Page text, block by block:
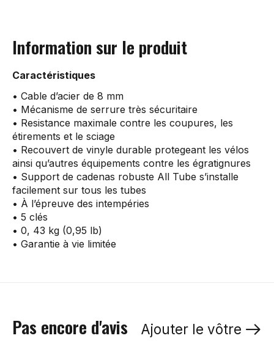
Information sur le produit
Caractéristiques
• Cable d’acier de 8 mm
• Mécanisme de serrure très sécuritaire
• Resistance maximale contre les coupures, les
étirements et le sciage
• Recouvert de vinyle durable protegeant les vélos
ainsi qu’autres équipements contre les égratignures
• Support de cadenas robuste All Tube s’installe
facilement sur tous les tubes
• À l’épreuve des intempéries
• 5 clés
• 0, 43 kg (0,95 lb)
• Garantie à vie limitée
Pas encore d'avis Ajouter le vôtre